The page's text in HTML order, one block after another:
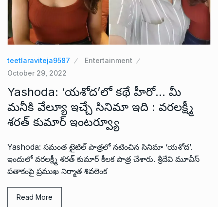
teetlaraviteja9587
Entertainment
October 29, 2022
Yashoda: ‘యశోద’లో కథే హీరో… మీ
మనీకి వేల్యూ ఇచ్చే సినిమా ఇది : వరలక్ష్మీ
శరత్ కుమార్ ఇంటర్వ్యూ
Yashoda: సమంత టైటిల్ పాత్రలో నటించిన సినిమా ‘యశోద’.
ఇందులో వరలక్ష్మీ శరత్ కుమార్ కీలక పాత్ర చేశారు. శ్రీదేవి మూవీస్
పతాకంపై ప్రముఖ నిర్మాత శివలెంక
Read More